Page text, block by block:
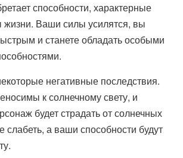
способности, характерные
Ваши силы усилятся, вы
и станете обладать особыми
негативные последствия.
к солнечному свету, и
будет страдать от солнечных
слабеть, а ваши способности будут